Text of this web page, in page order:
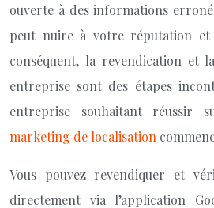
ouverte à des informations
peut nuire à votre réputation
conséquent, la revendication et
entreprise sont des étapes
entreprise souhaitant réussir
marketing de localisation
Vous pouvez revendiquer et
directement via l’application